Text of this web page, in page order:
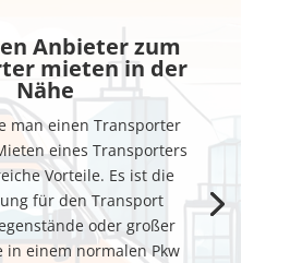
Anbieter zum
mieten in der
Nähe
man einen Transporter
eines Transporters
Vorteile. Es ist die
für den Transport
oder großer
in einem normalen Pkw